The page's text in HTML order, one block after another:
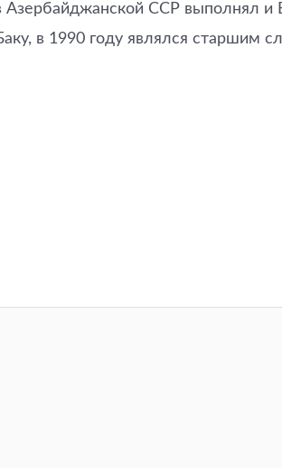
ССР выполнял и
в 1990 году являлся старшим